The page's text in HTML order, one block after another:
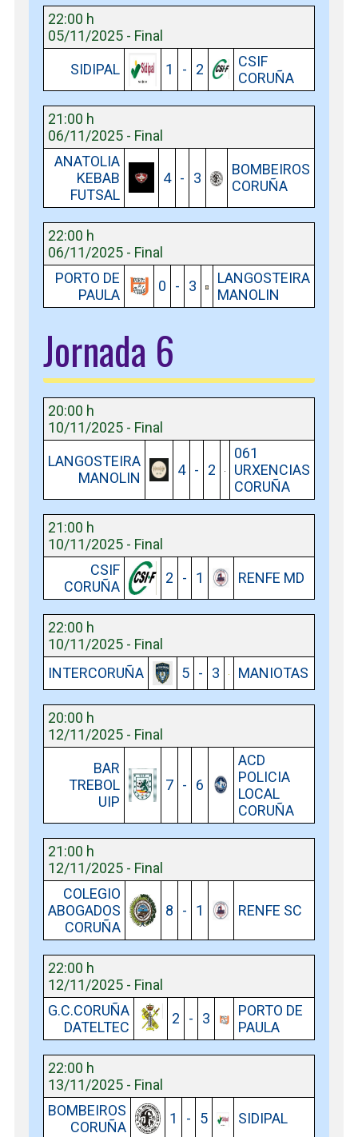
22:00 h
05/11/2025 - Final
SIDIPAL
1 - 2
CSIF
CORUÑA
21:00 h
06/11/2025 - Final
ANATOLIA
KEBAB
FUTSAL
4 - 3
BOMBEIROS
CORUÑA
22:00 h
06/11/2025 - Final
PORTO DE
PAULA
0 - 3
LANGOSTEIRA
MANOLIN
Jornada 6
20:00 h
10/11/2025 - Final
LANGOSTEIRA
MANOLIN
4 - 2
061
URXENCIAS
CORUÑA
21:00 h
10/11/2025 - Final
CSIF
CORUÑA
2 - 1 RENFE MD
22:00 h
10/11/2025 - Final
INTERCORUÑA
5 - 3 MANIOTAS
20:00 h
12/11/2025 - Final
BAR
TREBOL
UIP
7 - 6
ACD
POLICIA
LOCAL
CORUÑA
21:00 h
12/11/2025 - Final
COLEGIO
ABOGADOS
CORUÑA
8 - 1 RENFE SC
22:00 h
12/11/2025 - Final
G.C.CORUÑA
DATELTEC
2 - 3
PORTO DE
PAULA
22:00 h
13/11/2025 - Final
BOMBEIROS
CORUÑA
1 - 5 SIDIPAL